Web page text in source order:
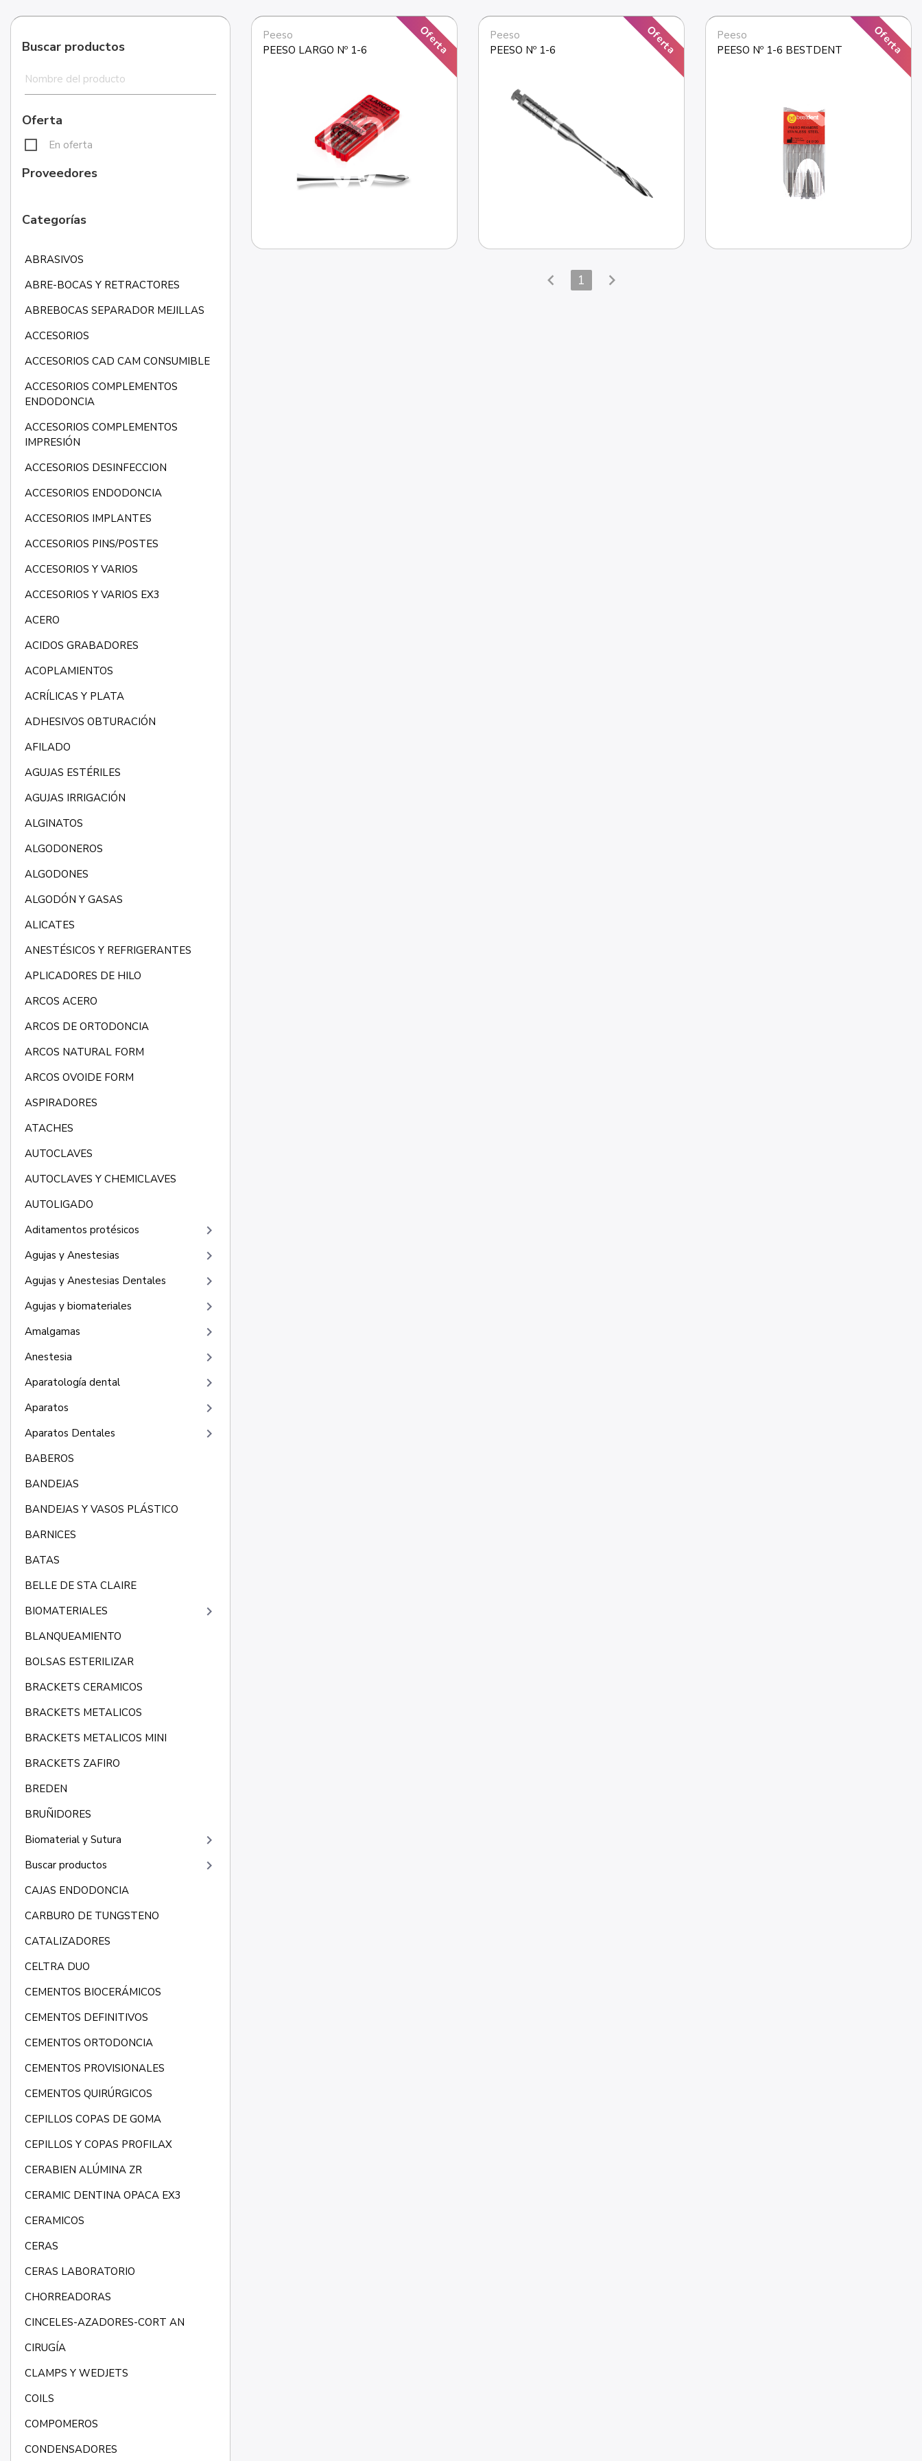
Buscar productos
Oferta
En oferta
Proveedores
Categorías
ABRASIVOS
ABRE-BOCAS Y RETRACTORES
ABREBOCAS SEPARADOR MEJILLAS
ACCESORIOS
ACCESORIOS CAD CAM CONSUMIBLE
ACCESORIOS COMPLEMENTOS
ENDODONCIA
ACCESORIOS COMPLEMENTOS
IMPRESIÓN
ACCESORIOS DESINFECCION
ACCESORIOS ENDODONCIA
ACCESORIOS IMPLANTES
ACCESORIOS PINS/POSTES
ACCESORIOS Y VARIOS
ACCESORIOS Y VARIOS EX3
ACERO
ACIDOS GRABADORES
ACOPLAMIENTOS
ACRÍLICAS Y PLATA
ADHESIVOS OBTURACIÓN
AFILADO
AGUJAS ESTÉRILES
AGUJAS IRRIGACIÓN
ALGINATOS
ALGODONEROS
ALGODONES
ALGODÓN Y GASAS
ALICATES
ANESTÉSICOS Y REFRIGERANTES
APLICADORES DE HILO
ARCOS ACERO
ARCOS DE ORTODONCIA
ARCOS NATURAL FORM
ARCOS OVOIDE FORM
ASPIRADORES
ATACHES
AUTOCLAVES
AUTOCLAVES Y CHEMICLAVES
AUTOLIGADO
Aditamentos protésicos
keyboard_arrow_right
Agujas y Anestesias keyboard_arrow_right
Agujas y Anestesias Dentales keyboard_arrow_right
Agujas y biomateriales keyboard_arrow_right
Amalgamas keyboard_arrow_right
Anestesia keyboard_arrow_right
Aparatología dental keyboard_arrow_right
Aparatos keyboard_arrow_right
Aparatos Dentales keyboard_arrow_right
BABEROS
BANDEJAS
BANDEJAS Y VASOS PLÁSTICO
BARNICES
BATAS
BELLE DE STA CLAIRE
BIOMATERIALES
keyboard_arrow_right
BLANQUEAMIENTO
BOLSAS ESTERILIZAR
BRACKETS CERAMICOS
BRACKETS METALICOS
BRACKETS METALICOS MINI
BRACKETS ZAFIRO
BREDEN
BRUÑIDORES
Biomaterial y Sutura
keyboard_arrow_right
Buscar productos keyboard_arrow_right
CAJAS ENDODONCIA
CARBURO DE TUNGSTENO
CATALIZADORES
CELTRA DUO
CEMENTOS BIOCERÁMICOS
CEMENTOS DEFINITIVOS
CEMENTOS ORTODONCIA
CEMENTOS PROVISIONALES
CEMENTOS QUIRÚRGICOS
CEPILLOS COPAS DE GOMA
CEPILLOS Y COPAS PROFILAX
CERABIEN ALÚMINA ZR
CERAMIC DENTINA OPACA EX3
CERAMICOS
CERAS
CERAS LABORATORIO
CHORREADORAS
CINCELES-AZADORES-CORT AN
CIRUGÍA
CLAMPS Y WEDJETS
COILS
COMPOMEROS
CONDENSADORES
Oferta
Peeso
PEESO LARGO Nº 1-6
Oferta
Peeso
PEESO Nº 1-6
Oferta
Peeso
PEESO Nº 1-6 BESTDENT
chevron_left 1 chevron_right